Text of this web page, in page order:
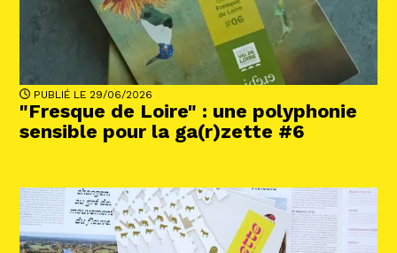
PUBLIÉ LE 29/06/2026
"Fresque de Loire" : une polyphonie
sensible pour la ga(r)zette #6
Abonnez-vous !
N La Newsletter
Les dernières nouvelles du Val de Loire
patrimoine mondial délivrées directement
dans votre boîte mail.